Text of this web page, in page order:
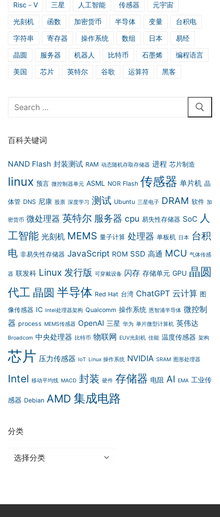
Risc－V
三星 人工智能 传感器
元宇宙
光刻机
函数 加密货币 半导体 变量
台积电
字符串
寄存器 操作系统 数组 日本
易经
晶圆
服务器 机器人 比特币 石墨烯
编程语言
美国
芯片 英特尔 谷歌 运算符 黑客
Search
百科关键词
NAND Flash 封装测试 RAM 动态随机存取存储器 进程 芯片制造
linux 预言 微控制器单元 ASML NOR Flash 传感器 单片机 晶
体管 DNS 尼康 股票 深度学习 测试 Ubuntu 三星电子 DRAM 软件 加
密货币 微处理器 英特尔 服务器 cpu 易失性存储器 SoC 人
工智能 光刻机 MEMS 量子计算 处理器 单板机 日本 台积
电 非易失性存储器 JavaScript ROM SSD 高通 MCU 气体传感
器 联发科 Linux 发行版 可穿戴设备 闪存 存储单元 GPU 晶圆
代工 晶圆 半导体 Red Hat 台湾 ChatGPT 云计算 图
像传感器 IC Intel处理器架构 Qualcomm 操作系统 恩智浦半导体 微控制
器 process MEMS传感器 OpenAI 三星 华为 单片微型计算机 英伟达
Broadcom 中央处理器 比特币 物联网 EUV光刻机 佳能 温度传感器 架构
芯片 压力传感器 IoT Linux 操作系统 NVIDIA SRAM 图形处理器
Intel 移动平均线 MACD 封装 硬件 存储器 电阻 AI EMA 工业传
感器 Debian AMD 集成电路
分类
分